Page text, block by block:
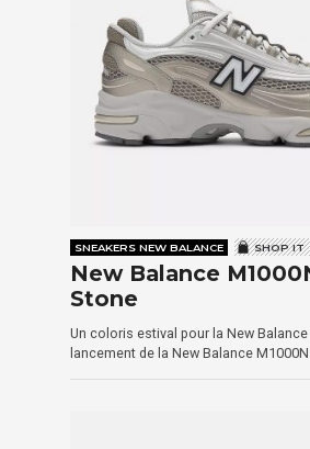
SNEAKERS NEW BALANCE SHOP IT
New Balance
Stone
Un coloris estival pour la New
lancement de la New Balance